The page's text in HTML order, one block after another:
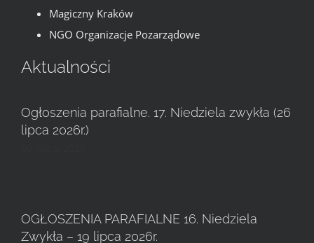
Magiczny Kraków
NGO Organizacje Pozarządowe
Aktualności
Ogłoszenia parafialne. 17. Niedziela zwykła (26
lipca 2026r.)
OGŁOSZENIA PARAFIALNE 16. Niedziela
Zwykła – 19 lipca 2026r.